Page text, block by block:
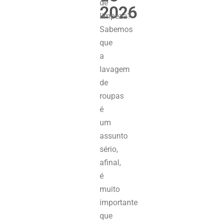
2026
de
limpeza?
Sabemos
que
a
lavagem
de
roupas
é
um
assunto
sério,
afinal,
é
muito
importante
que